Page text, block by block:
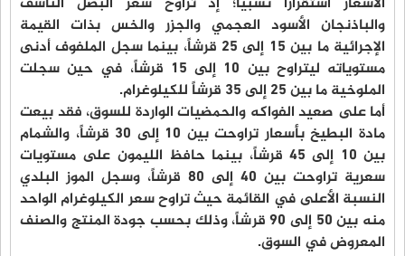
والباذنجان الأسود العجمي والجزر والخس بذات القيمة
الإجرائية ما بين 15 إلى 25 قرشاً، بينما سجل الملفوف أدنى
مستوياته ليتراوح بين 10 إلى 15 قرشاً، في حين سجلت
الملوخية ما بين 25 إلى 35 قرشاً للكيلوغرام.
أما على صعيد الفواكه والحمضيات الواردة للسوق، فقد بيعت
مادة البطيخ بأسعار تراوحت بين 10 إلى 30 قرشاً، والشمام
بين 10 إلى 45 قرشاً، بينما حافظ الليمون على مستويات
سعرية تراوحت بين 40 إلى 80 قرشاً، وسجل الموز البلدي
النسبة الأعلى في القائمة حيث تراوح سعر الكيلوغرام الواحد
منه بين 50 إلى 90 قرشاً، وذلك بحسب جودة المنتج والصنف
المعروض في السوق.